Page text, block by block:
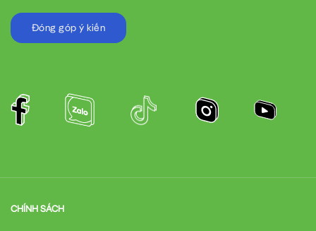
Đóng góp ý kiến
CHÍNH SÁCH